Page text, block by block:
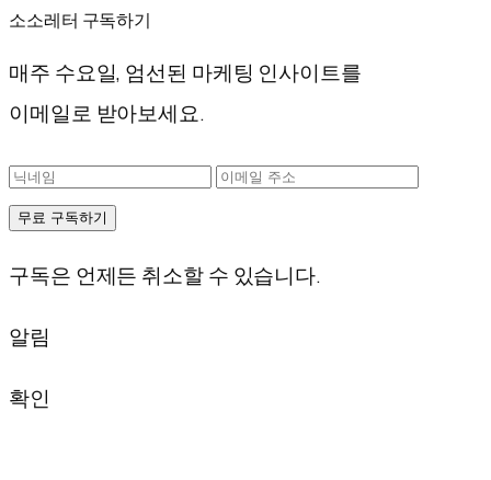
소소레터 구독하기
매주 수요일, 엄선된 마케팅 인사이트를
이메일로 받아보세요.
무료 구독하기
구독은 언제든 취소할 수 있습니다.
알림
확인